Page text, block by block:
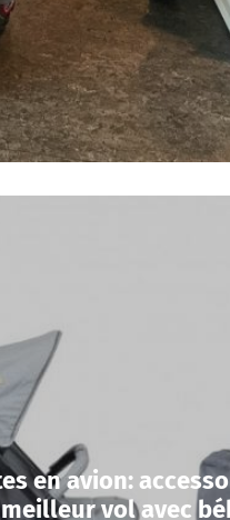
en avion:
vol avec